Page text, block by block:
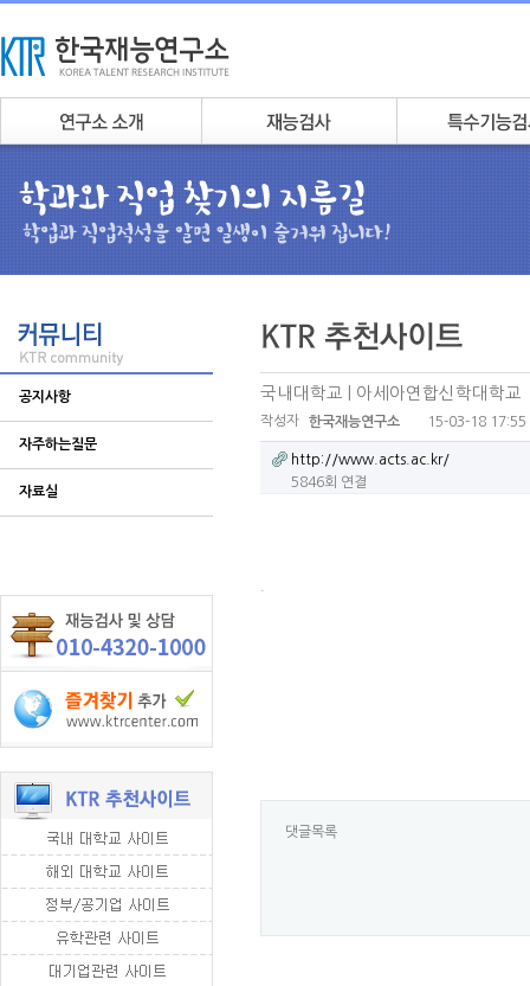
공지사항
자주하는질문
자료실
국내대학교 | 아세아연합신학대학교
작성자 한국재능연구소 15-03-18 17:55
http://www.acts.ac.kr/
5846회 연결
댓글목록